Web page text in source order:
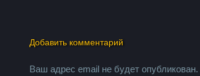
Добавить комментарий
Ваш адрес email не будет опубликован.